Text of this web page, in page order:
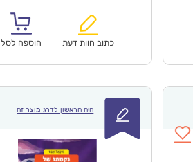
₪64.00.
הוא:
כתוב חוות דעת
הוספה לסל
היה הראשון לדרג מוצר זה